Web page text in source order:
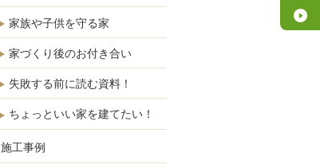
家族や子供を守る家
家づくり後のお付き合い
失敗する前に読む資料！
ちょっといい家を建てたい！
施工事例